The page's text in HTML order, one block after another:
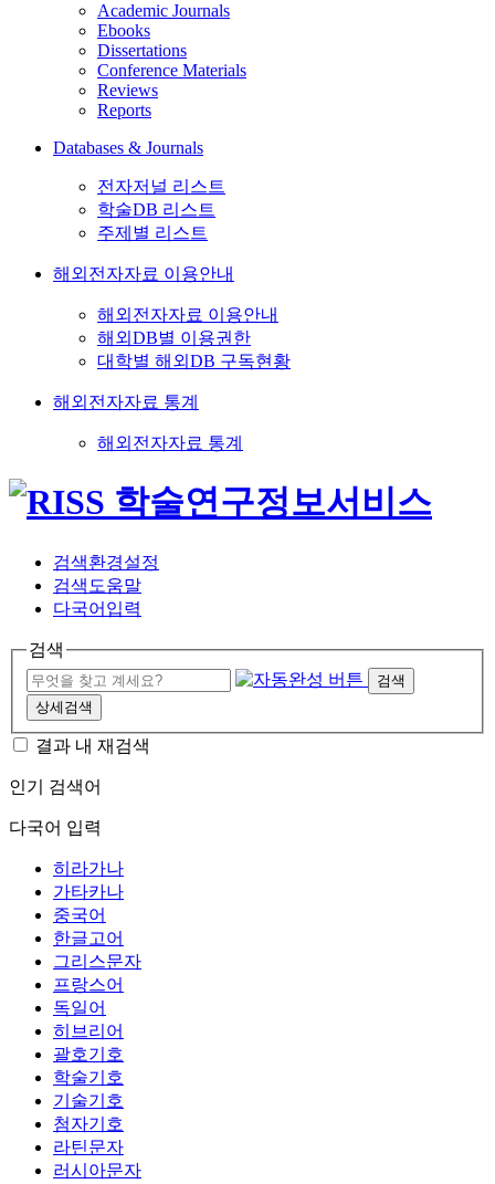
Academic Journals
Ebooks
Dissertations
Conference Materials
Reviews
Reports
Databases & Journals
전자저널 리스트
학술DB 리스트
주제별 리스트
해외전자자료 이용안내
해외전자자료 이용안내
해외DB별 이용권한
대학별 해외DB 구독현황
해외전자자료 통계
해외전자자료 통계
검색환경설정
검색도움말
다국어입력
검색
검색
상세검색
결과 내 재검색
인기 검색어
다국어 입력
히라가나
가타카나
중국어
한글고어
그리스문자
프랑스어
독일어
히브리어
괄호기호
학술기호
기술기호
첨자기호
라틴문자
러시아문자